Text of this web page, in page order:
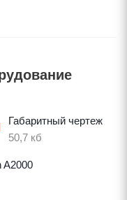
Габаритный чертеж
50,7 кб
A2000